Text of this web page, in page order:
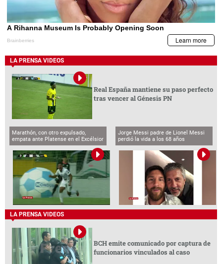
LA PRENSA VIDEOS
Real España mantiene su paso perfecto
tras vencer al Génesis PN
Marathón, con otro expulsado,
empata ante Platense en el Excélsior
Jorge Messi padre de Lionel Messi
perdió la vida a los 68 años
LA PRENSA VIDEOS
BCH emite comunicado por captura de
funcionarios vinculados al caso